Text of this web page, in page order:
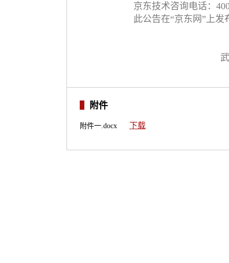
京东技术咨询电话：
此公告在“京东网”上发
附件
附件一.docx 下载